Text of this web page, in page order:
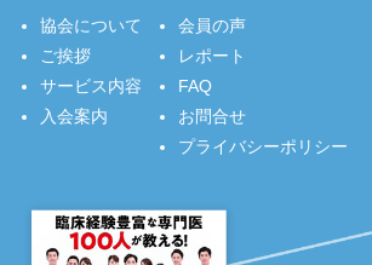
協会について
ご挨拶
サービス内容
入会案内
会員の声
レポート
FAQ
お問合せ
プライバシーポリシー